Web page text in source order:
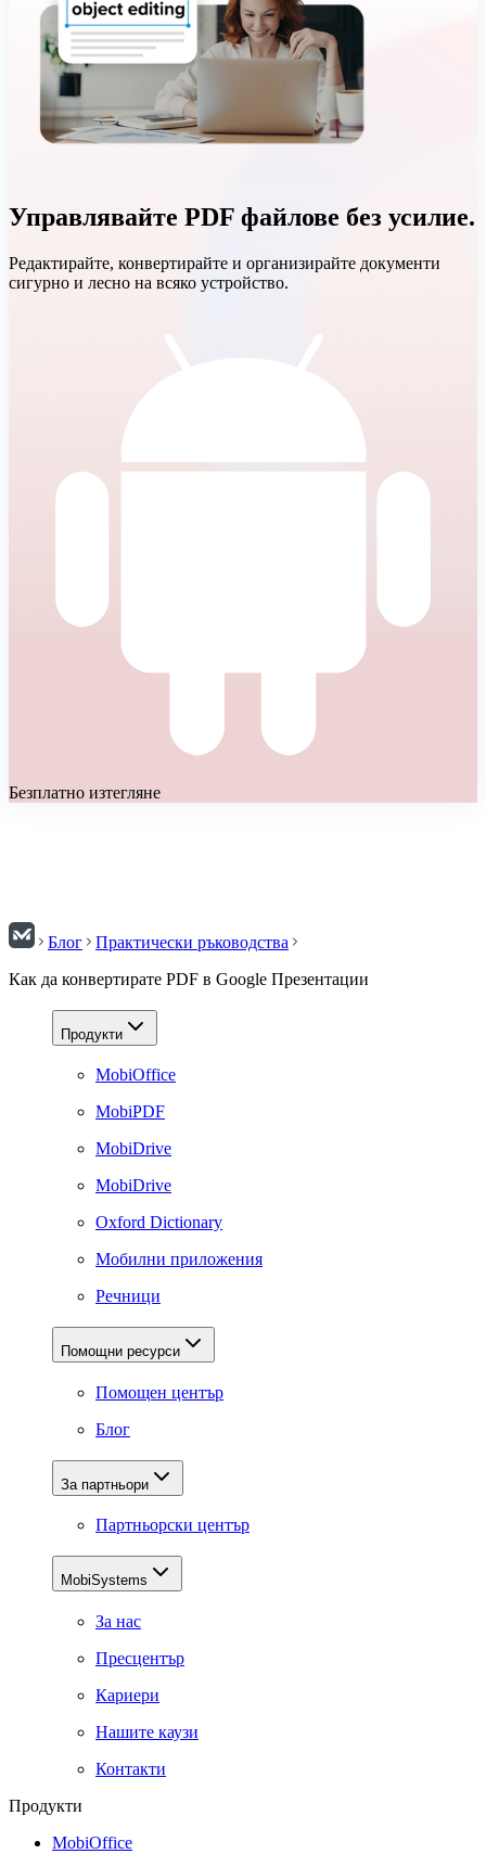
Управлявайте PDF файлове без усилие.
Редактирайте, конвертирайте и организирайте документи
сигурно и лесно на всяко устройство.
Безплатно изтегляне
Блог
Практически ръководства
Как да конвертирате PDF в Google Презентации
Продукти
MobiOffice
MobiPDF
MobiDrive
MobiDrive
Oxford Dictionary
Мобилни приложения
Речници
Помощни ресурси
Помощен център
Блог
За партньори
Партньорски център
MobiSystems
За нас
Пресцентър
Кариери
Нашите каузи
Контакти
Продукти
MobiOffice